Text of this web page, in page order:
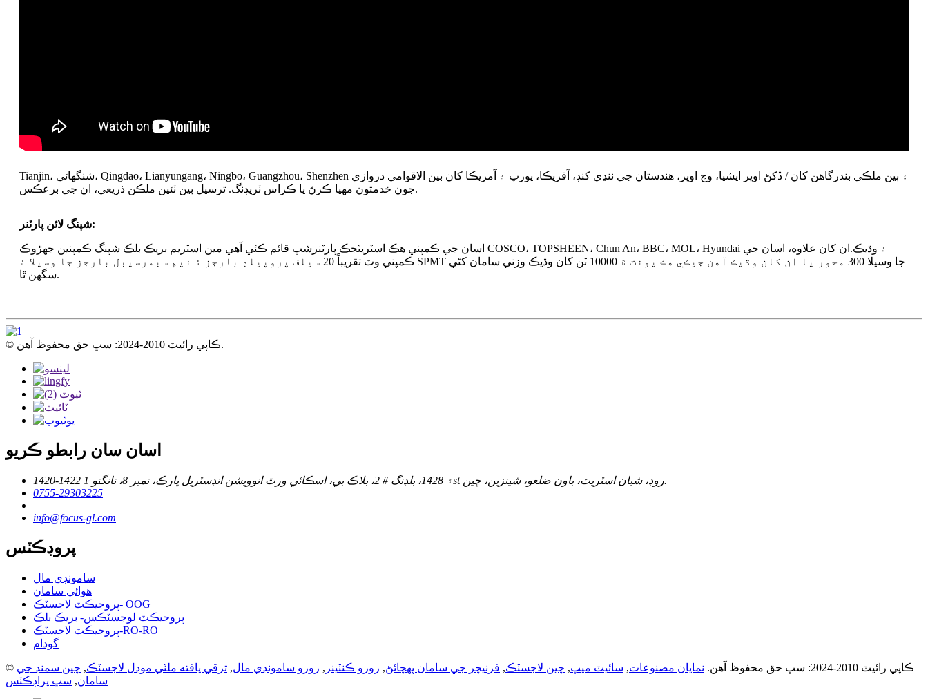
Tianjin، شنگھائي، Qingdao، Lianyungang، Ningbo، Guangzhou، Shenzhen ۽ ٻين ملڪي بندرگاهن کان / ڏکڻ اوڀر ايشيا، وچ اوڀر، هندستان جي ننڍي کنڊ، آفريڪا، يورپ ۽ آمريڪا کان بين الاقوامي دروازي
جون خدمتون مهيا ڪرڻ يا ڪراس ٽريڊنگ. ترسيل ٻين ٽئين ملڪن ذريعي، ان جي برعڪس.
شپنگ لائن پارٽنر:
اسان جي ڪمپني هڪ اسٽريٽجڪ پارٽنرشپ قائم ڪئي آهي مين اسٽريم بريڪ بلڪ شپنگ ڪمپنين جهڙوڪ COSCO، TOPSHEEN، Chun An، BBC، MOL، Hyundai ۽ وڌيڪ.ان کان علاوه، اسان جي
ڪمپني وٽ تقريباً 20 سيلف پروپيلڊ بارجز ۽ نيم سبمرسيبل بارجز جا وسيلا ۽ SPMT جا وسيلا 300 محور يا ان کان وڌيڪ آهن جيڪي هڪ يونٽ ۾ 10000 ٽن کان وڌيڪ وزني سامان کڻي
سگھن ٿا.
© ڪاپي رائيٽ 2010-2024: سڀ حق محفوظ آهن.
اسان سان رابطو ڪريو
1420-1422 ۽ 1428، بلڊنگ # 2، بلاڪ بي، اسڪائي ورٿ انوويشن انڊسٽريل پارڪ، نمبر 8، تانگتو 1st روڊ، شيان اسٽريٽ، باون ضلعو، شينزين، چين.
0755-29303225
info@focus-gl.com
پروڊڪٽس
سامونڊي مال
هوائي سامان
پروجيڪٽ لاجسٽڪ- OOG
پروجيڪٽ لوجسٽڪس- بريڪ بلڪ
پروجيڪٽ لاجسٽڪ-RO-RO
گودام
© ڪاپي رائيٽ 2010-2024: سڀ حق محفوظ آهن. نمايان مصنوعات, سائيٽ ميپ, چين لاجسٽڪ, فرنيچر جي سامان پهچائڻ, رورو ڪنٽينر , رورو سامونڊي مال, ترقي يافته ملٽي موڊل لاجسٽڪ, چين سمنڊ جي
سامان, سڀ پراڊڪٽس